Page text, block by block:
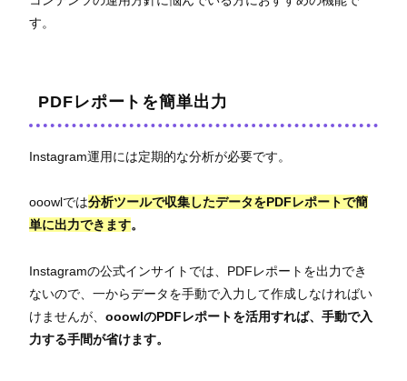
す。
PDFレポートを簡単出力
Instagram運用には定期的な分析が必要です。
ooowlでは分析ツールで収集したデータをPDFレポートで簡
単に出力できます。
Instagramの公式インサイトでは、PDFレポートを出力でき
ないので、一からデータを手動で入力して作成しなければい
けませんが、 ooowlのPDFレポートを活用すれば、手動で入
力する手間が省けます。